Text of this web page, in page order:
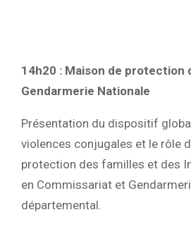
14h20 : Maison de protection
Gendarmerie Nationale
Présentation du dispositif
violences conjugales et le rôle
protection des familles et des
en Commissariat et
départemental.